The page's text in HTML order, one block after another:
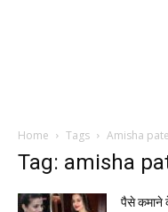
Home Tags Amisha
Tag: amisha
पैसे कमाने